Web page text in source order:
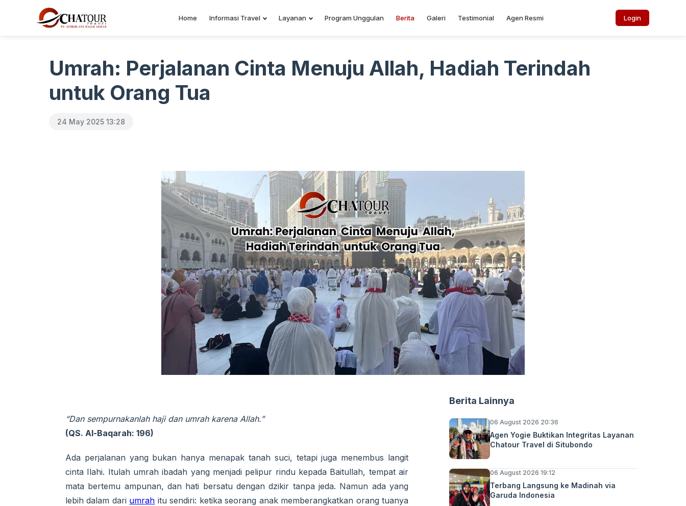
Home Informasi Travel Layanan Program Unggulan Berita Galeri Testimonial Agen Resmi Login
Umrah: Perjalanan Cinta Menuju Allah, Hadiah Terindah
untuk Orang Tua
24 May 2025 13:28
“Dan sempurnakanlah haji dan umrah karena Allah.”
(QS. Al-Baqarah: 196)
Ada perjalanan yang bukan hanya menapak tanah suci, tetapi juga menembus langit
cinta Ilahi. Itulah umrah ibadah yang menjadi pelipur rindu kepada Baitullah, tempat air
mata bertemu ampunan, dan hati bersatu dengan dzikir tanpa jeda. Namun ada yang
lebih dalam dari umrah itu sendiri: ketika seorang anak memberangkatkan orang tuanya
Berita Lainnya
06 August 2026 20:36
Agen Yogie Buktikan Integritas Layanan
Chatour Travel di Situbondo
06 August 2026 19:12
Terbang Langsung ke Madinah via
Garuda Indonesia